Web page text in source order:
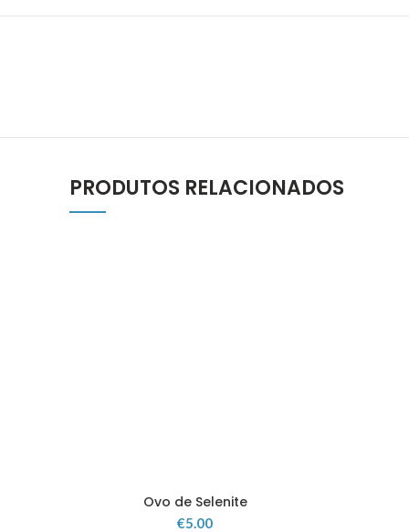
PRODUTOS RELACIONADOS
Ovo de Selenite
€5.00